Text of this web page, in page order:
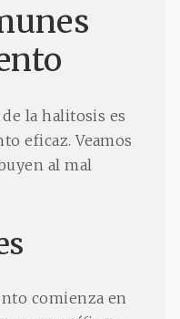
la halitosis es
eficaz. Veamos
al mal
comienza en